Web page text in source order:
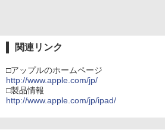
関連リンク
□アップルのホームページ
http://www.apple.com/jp/
□製品情報
http://www.apple.com/jp/ipad/